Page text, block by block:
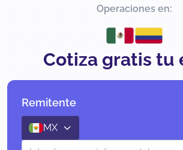
Operaciones en:
Cotiza gratis tu
Remitente
MX